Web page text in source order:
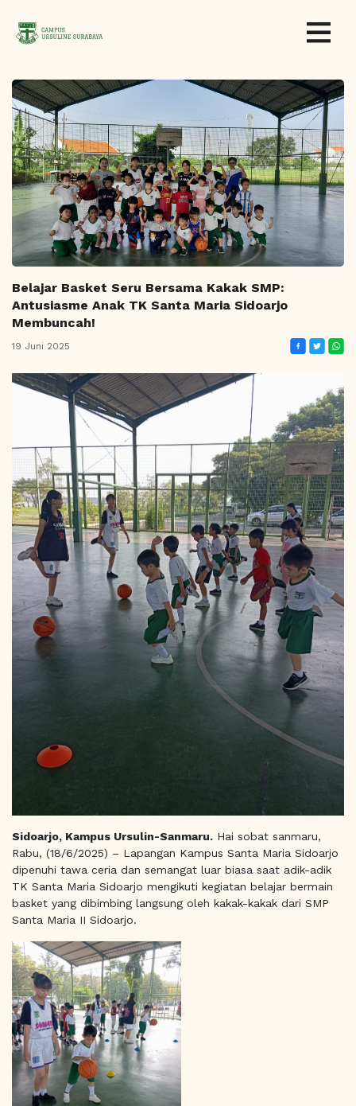
Belajar Basket Seru Bersama Kakak SMP:
Antusiasme Anak TK Santa Maria Sidoarjo
Membuncah!
19 Juni 2025
Sidoarjo, Kampus Ursulin-Sanmaru. Hai sobat sanmaru,
Rabu, (18/6/2025) – Lapangan Kampus Santa Maria Sidoarjo
dipenuhi tawa ceria dan semangat luar biasa saat adik-adik
TK Santa Maria Sidoarjo mengikuti kegiatan belajar bermain
basket yang dibimbing langsung oleh kakak-kakak dari SMP
Santa Maria II Sidoarjo.